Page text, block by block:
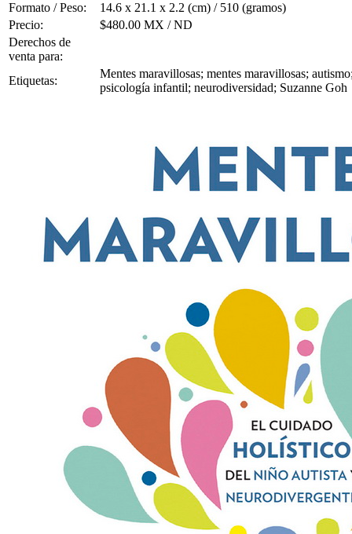
Formato / Peso:
14.6 x 21.1 x 2.2 (cm) / 510 (gramos)
Precio:
$480.00 MX / ND
Derechos de
venta para:
Etiquetas:
Mentes maravillosas; mentes maravillosas;
psicología infantil; neurodiversidad; Suzanne Goh